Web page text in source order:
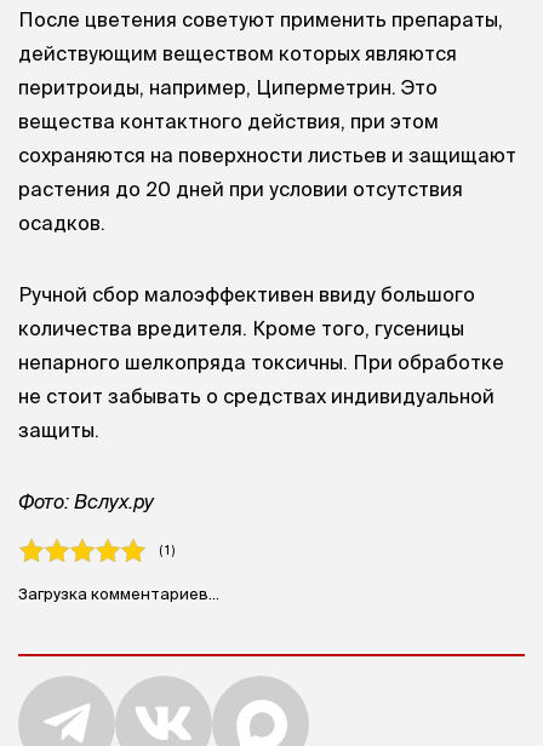
После цветения советуют применить препараты,
действующим веществом которых являются
перитроиды, например, Циперметрин. Это
вещества контактного действия, при этом
сохраняются на поверхности листьев и защищают
растения до 20 дней при условии отсутствия
осадков.
Ручной сбор малоэффективен ввиду большого
количества вредителя. Кроме того, гусеницы
непарного шелкопряда токсичны. При обработке
не стоит забывать о средствах индивидуальной
защиты.
Фото: Вслух.ру
( 1 )
Загрузка комментариев...